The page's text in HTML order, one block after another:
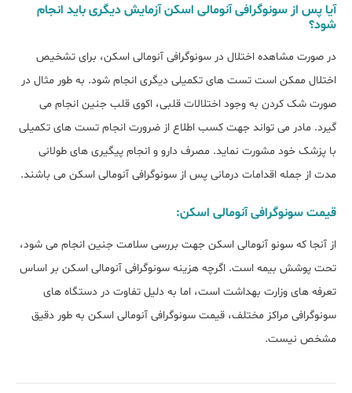
آیا پس از سونوگرافی آنومالی اسکن آزمایش دیگری باید انجام
شود؟
در صورت مشاهده اختلال در سونوگرافی آنومالی اسکن، برای تشخیص
اختلال ممکن است تست های تکمیلی دیگری انجام شود. به طور مثال در
صورت شک کردن به وجود اختلالات قلبی، اکوی قلب جنین انجام می
گیرد. مادر می تواند جهت کسب اطلاع از ضرورت انجام تست های تکمیلی
با پزشک خود مشورت نماید. مصرف دارو و انجام پیگیری های طولانی
مدت از جمله اقدامات درمانی پس از سونوگرافی آنومالی اسکن می باشند.
قیمت سونوگرافی آنومالی اسکن:
از آنجا که سونو آنومالی اسکن جهت بررسی سلامت جنین انجام می شود،
تحت پوشش بیمه است. اگرچه هزینه سونوگرافی آنومالی اسکن بر اساس
تعرفه های وزارت بهداشت است، اما به دلیل تفاوت در دستگاه های
سونوگرافی مراکز مختلف، قیمت سونوگرافی آنومالی اسکن به طور دقیق
مشخص نیست.